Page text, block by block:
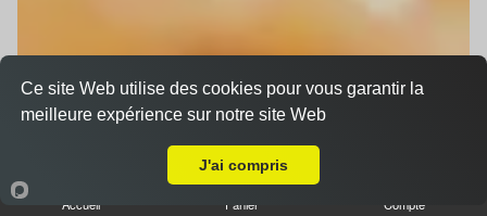
Accueil Panier Compte
Ce site Web utilise des cookies pour vous garantir la
meilleure expérience sur notre site Web
J'ai compris